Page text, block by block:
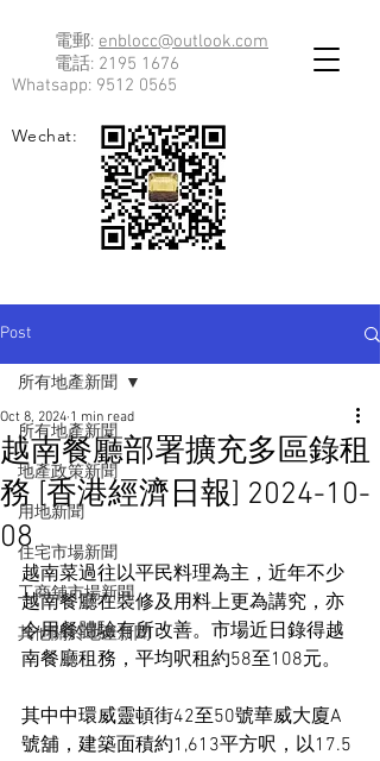
電郵: enblocc@outlook.com
電話: 2195 1676
Whatsapp: 9512 0565
Wechat:
Post
所有地產新聞
地產政策新聞
用地新聞
住宅市場新聞
工商舖市場新聞
其他關於地產新聞
所有地產新聞
越南餐廳部署擴充多區錄租
務 [香港經濟日報] 2024-10-
08
Oct 8, 2024 1 min read
越南菜過往以平民料理為主，近年不少
越南餐廳在裝修及用料上更為講究，亦
令用餐體驗有所改善。市場近日錄得越
南餐廳租務，平均呎租約58至108元。
其中中環威靈頓街42至50號華威大廈A
號舖，建築面積約1,613平方呎，以17.5